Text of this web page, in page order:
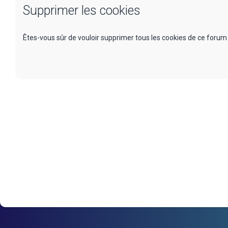
Supprimer les cookies
Êtes-vous sûr de vouloir supprimer tous les cookies de ce forum